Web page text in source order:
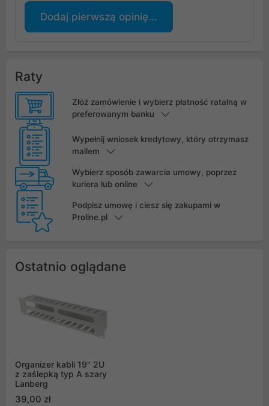
Dodaj pierwszą opinię...
Raty
Złóż zamówienie i wybierz płatność ratalną w
preferowanym banku
Wypełnij wniosek kredytowy, który otrzymasz
mailem
Wybierz sposób zawarcia umowy, poprzez
kuriera lub online
Podpisz umowę i ciesz się zakupami w
Proline.pl
Ostatnio oglądane
Organizer kabli 19" 2U
z zaślepką typ A szary
Lanberg
39,00 zł